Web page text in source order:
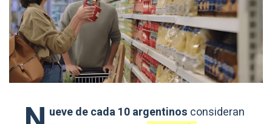
ueve de cada 10 argentinos consideran